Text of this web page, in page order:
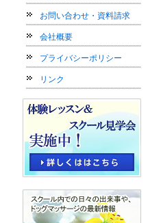
お問い合わせ・資料請求
会社概要
プライバシーポリシー
リンク